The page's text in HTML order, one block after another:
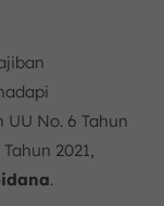
UU No. 6 Tahun
2021,
.